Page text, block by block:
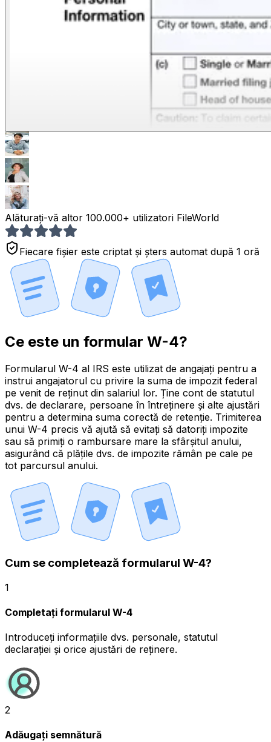
Alăturați-vă altor 100.000+ utilizatori FileWorld
Fiecare fișier este criptat și șters automat după 1 oră
Ce este un formular W-4?
Formularul W-4 al IRS este utilizat de angajați pentru a
instrui angajatorul cu privire la suma de impozit federal
pe venit de reținut din salariul lor. Ține cont de statutul
dvs. de declarare, persoane în întreținere și alte ajustări
pentru a determina suma corectă de retenție. Trimiterea
unui W-4 precis vă ajută să evitați să datoriți impozite
sau să primiți o rambursare mare la sfârșitul anului,
asigurând că plățile dvs. de impozite rămân pe cale pe
tot parcursul anului.
Cum se completează formularul W-4?
1
Completați formularul W-4
Introduceți informațiile dvs. personale, statutul
declarației și orice ajustări de reținere.
2
Adăugați semnătură